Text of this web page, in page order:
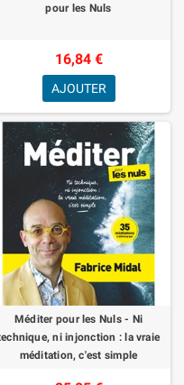
pour les Nuls
16,84 €
AJOUTER
Méditer pour les Nuls - Ni
ni injonction : la vraie
méditation, c'est simple